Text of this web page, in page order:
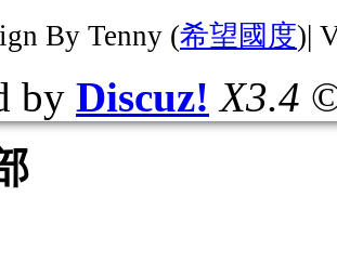
By Tenny (希望國度)|
by Discuz! X3.4